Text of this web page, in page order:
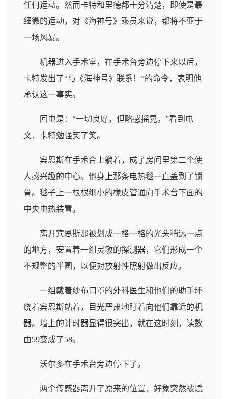
任何运动。然而卡特和里德都十分清楚，即使是最
细微的运动，对《海神号》乘员来说，都将不亚于
一场风暴。
机器进入手术室，在手术台旁边停下来以后，
卡特发出了“与《海神号》联系！”的命令，表明他
承认这一事实。
回电是：“一切良好，但略感摇晃。”看到电
文，卡特勉强笑了笑。
宾恩斯在手术合上躺着，成了房间里第二个使
人感兴趣的中心。他身上那条电热毯一直盖到了锁
骨。毯子上一根根细小的橡皮管通向手术台下面的
中央电热装置。
离开宾恩斯那被划成一格一格的光头稍远一点
的地方，安置着一组灵敏的探测器，它们形成一个
不规整的半圆，以便对放射性照射做出反应。
一组戴着纱布口罩的外科医生和他们的助手环
绕着宾恩斯站着，目光严肃地盯着向他们靠近的机
器。墙上的计时器显得很突出，就在这时刻，读数
由59变成了58。
沃尔多在手术台旁边停下了。
两个传感器离开了原来的位置，好象突然被赋